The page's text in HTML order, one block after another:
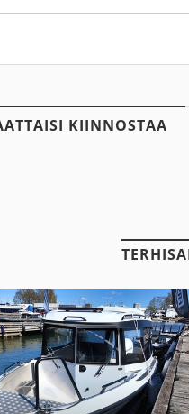
KIINNOSTAA